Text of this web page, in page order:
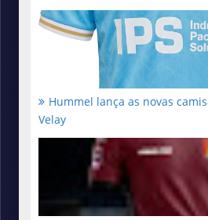
Hummel lança as novas
Velay